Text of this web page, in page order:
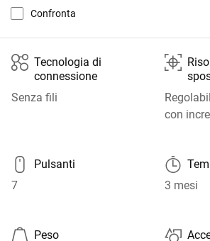
Confronta
 Tecnologia di
connessione
Senza fili
⯐
con
🖰
Pulsanti
7
🕑
3 mesi
🔔 Peso
